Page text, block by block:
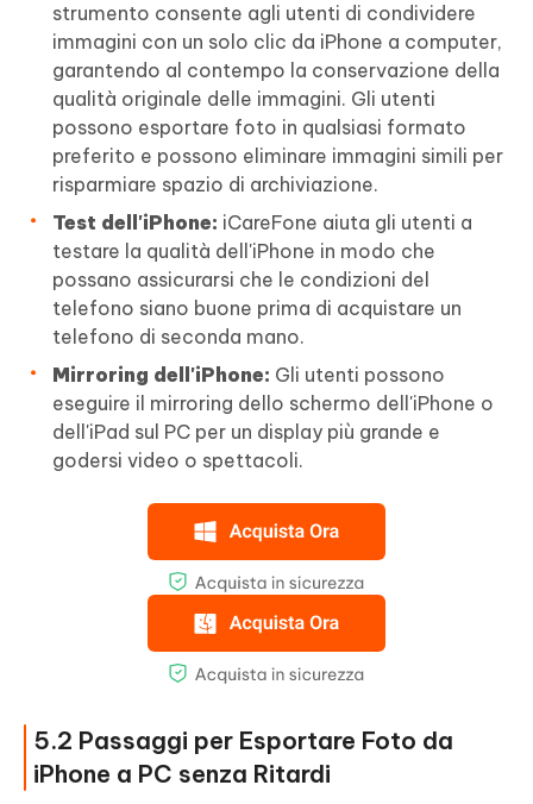
strumento consente agli utenti di condividere
immagini con un solo clic da iPhone a computer,
garantendo al contempo la conservazione della
qualità originale delle immagini. Gli utenti
possono esportare foto in qualsiasi formato
preferito e possono eliminare immagini simili per
risparmiare spazio di archiviazione.
Test dell'iPhone: iCareFone aiuta gli utenti a
testare la qualità dell'iPhone in modo che
possano assicurarsi che le condizioni del
telefono siano buone prima di acquistare un
telefono di seconda mano.
Mirroring dell'iPhone: Gli utenti possono
eseguire il mirroring dello schermo dell'iPhone o
dell'iPad sul PC per un display più grande e
godersi video o spettacoli.
5.2 Passaggi per Esportare Foto da
iPhone a PC senza Ritardi